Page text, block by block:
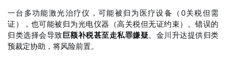
一台多功能激光治疗仪，可能被归为医疗设备（0关税但需
证），也可能被归为光电仪器（高关税但无证约束）。错误的
归类选择会导致 巨额补税甚至走私罪嫌疑。金川升达提供归类
预裁定协助，将风险前置。